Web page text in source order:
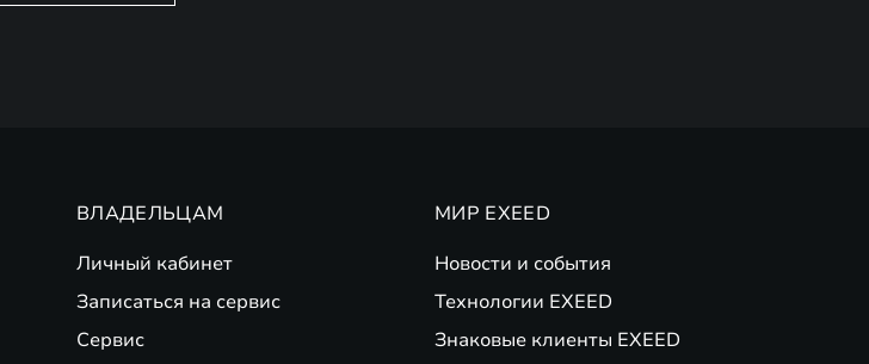
ВЛАДЕЛЬЦАМ
Личный кабинет
Записаться на сервис
Сервис
МИР EXEED
Новости и события
Технологии EXEED
Знаковые клиенты EXEED